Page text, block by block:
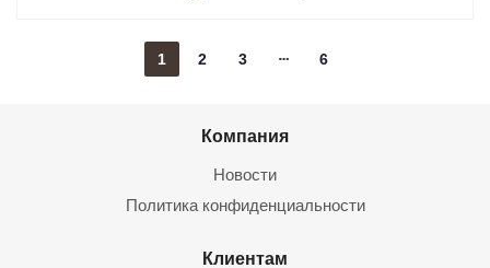
1 2 3 6
Компания
Новости
Политика конфиденциальности
Клиентам